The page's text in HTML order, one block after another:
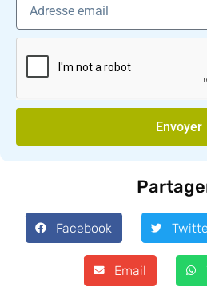
Envoyer
Facebook
Email